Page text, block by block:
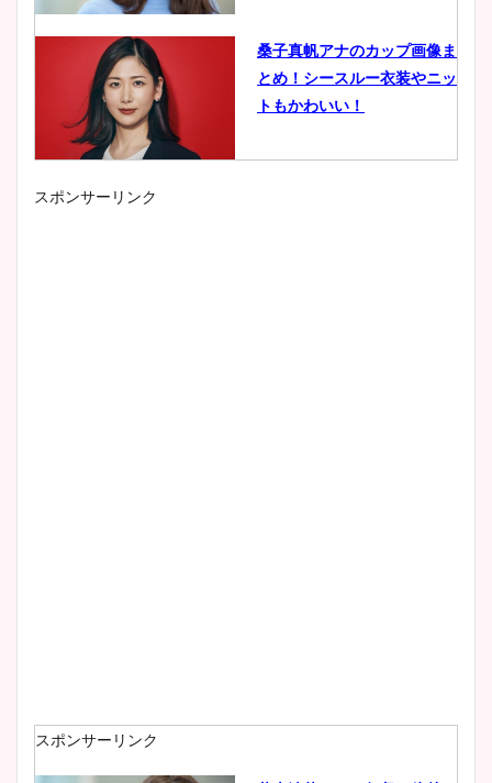
桑子真帆アナのカップ画像ま
とめ！シースルー衣装やニッ
トもかわいい！
肉も凄い！
スポンサーリンク
スポンサーリンク